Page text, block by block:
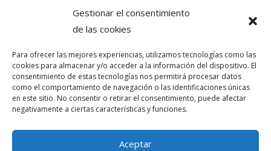
Gestionar el consentimiento
de las cookies
Para ofrecer las mejores experiencias, utilizamos tecnologías como las
cookies para almacenar y/o acceder a la información del dispositivo. El
consentimiento de estas tecnologías nos permitirá procesar datos
como el comportamiento de navegación o las identificaciones únicas
en este sitio. No consentir o retirar el consentimiento, puede afectar
negativamente a ciertas características y funciones.
Aceptar
hacia MADRID 2026” y premia con entradas
para el Gran Premio de Fórmula 1 de Madrid
sello CO₂ Nulo: confort real, salud y
descarbonización en una sola vivienda
Comentarios
recientes